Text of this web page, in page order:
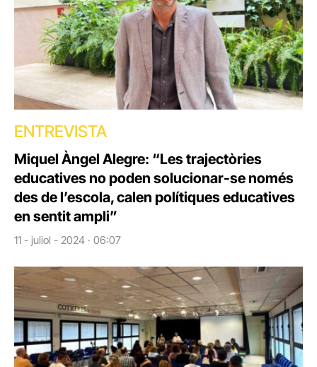
ENTREVISTA
Miquel Àngel Alegre: “Les trajectòries
educatives no poden solucionar-se només
des de l’escola, calen polítiques educatives
en sentit ampli”
11 - juliol - 2024 · 06:07